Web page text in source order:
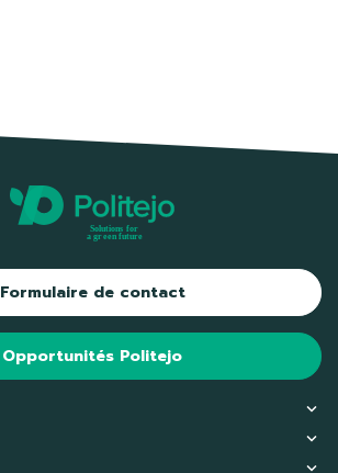
Formulaire de contact
Opportunités Politejo